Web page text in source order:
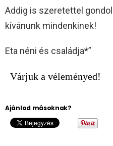
Addig is szeretettel
kívánunk mindenkinek!
Eta néni és családja*”
Várjuk a véleményed!
Ajánlod másoknak?